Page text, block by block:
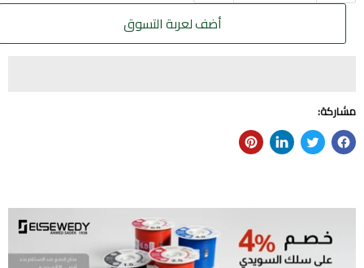
أضف لعربة التسوق
مشاركة: